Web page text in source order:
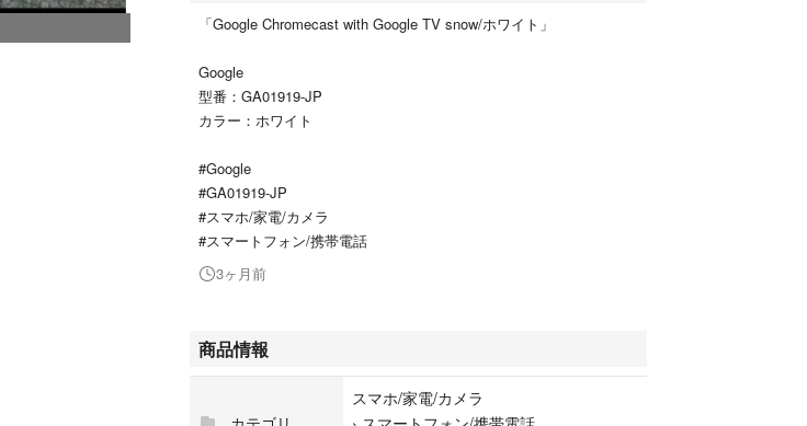
「Google Chromecast with Google TV snow/ホワイト」
Google
型番：GA01919-JP
カラー：ホワイト
#Google
#GA01919-JP
#スマホ/家電/カメラ
#スマートフォン/携帯電話
3ヶ月前
商品情報
スマホ/家電/カメラ